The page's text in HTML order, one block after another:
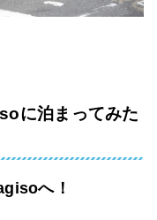
に泊まってみた
へ！